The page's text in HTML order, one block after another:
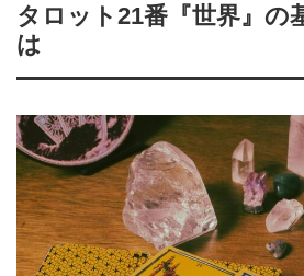
タロット21番『世界』の
は